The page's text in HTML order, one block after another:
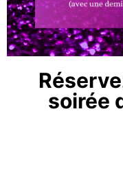
soirée